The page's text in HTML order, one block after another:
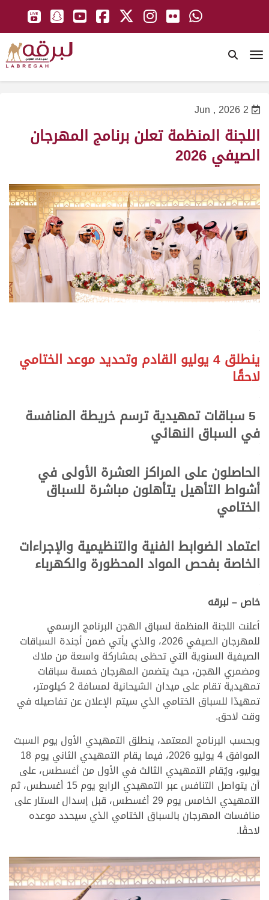
2 Jun , 2026
اللجنة المنظمة تعلن برنامج المهرجان
الصيفي 2026
ينطلق 4 يوليو القادم وتحديد موعد الختامي
لاحقًا
5 سباقات تمهيدية ترسم خريطة المنافسة
في السباق النهائي
الحاصلون على المراكز العشرة الأولى في
أشواط التأهيل يتأهلون مباشرة للسباق
الختامي
اعتماد الضوابط الفنية والتنظيمية والإجراءات
الخاصة بفحص المواد المحظورة والكهرباء
خاص – لبرقه
أعلنت اللجنة المنظمة لسباق الهجن البرنامج الرسمي
للمهرجان الصيفي 2026، والذي يأتي ضمن أجندة السباقات
الصيفية السنوية التي تحظى بمشاركة واسعة من ملاك
ومضمري الهجن، حيث يتضمن المهرجان خمسة سباقات
تمهيدية تقام على ميدان الشيحانية لمسافة 2 كيلومتر،
تمهيدًا للسباق الختامي الذي سيتم الإعلان عن تفاصيله في
وقت لاحق.
وبحسب البرنامج المعتمد، ينطلق التمهيدي الأول يوم السبت
الموافق 4 يوليو 2026، فيما يقام التمهيدي الثاني يوم 18
يوليو، ويُقام التمهيدي الثالث في الأول من أغسطس، على
أن يتواصل التنافس عبر التمهيدي الرابع يوم 15 أغسطس، ثم
التمهيدي الخامس يوم 29 أغسطس، قبل إسدال الستار على
منافسات المهرجان بالسباق الختامي الذي سيحدد موعده
لاحقًا.